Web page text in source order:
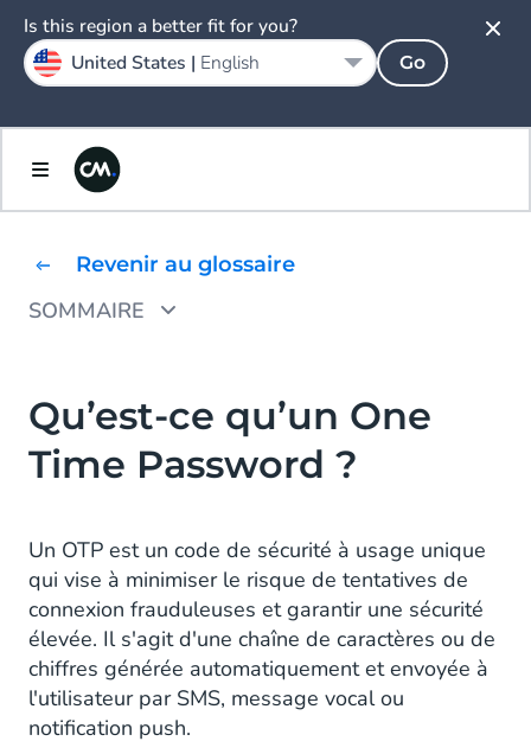
Revenir au glossaire
SOMMAIRE
Comment fonctionne un One Time Password
?
Exemples de One Time Password
One Time Password sous forme de
message SMS
One Time Password sous forme de
message vocal
One Time Password sous forme de
notification push
Qu’est-ce qu’un One
Time Password ?
Un OTP est un code de sécurité à usage unique
qui vise à minimiser le risque de tentatives de
connexion frauduleuses et garantir une sécurité
élevée. Il s'agit d'une chaîne de caractères ou de
chiffres générée automatiquement et envoyée à
l'utilisateur par SMS, message vocal ou
notification push.
Is this region a better fit for you?
United States | English Go